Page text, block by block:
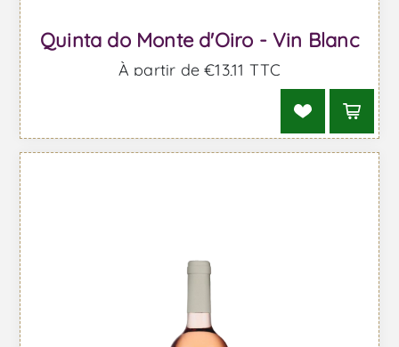
Quinta do Monte d'Oiro - Vin Blanc
À partir de €13,11 TTC